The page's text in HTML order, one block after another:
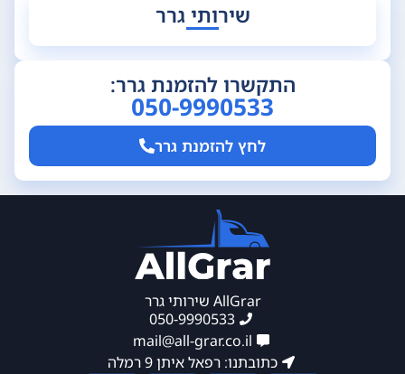
שירותי גרר
התקשרו להזמנת גרר:
050-9990533
לחץ להזמנת גרר
AllGrar שירותי גרר
050-9990533
mail@all-grar.co.il
כתובתנו: רפאל איתן 9 רמלה